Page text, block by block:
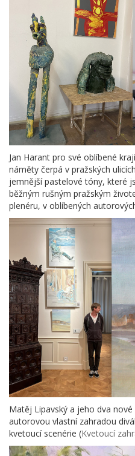
Jan Harant pro své oblíbené
náměty čerpá v pražských
jemnější pastelové tóny, které
běžným rušným pražským
plenéru, v oblíbených
Matěj Lipavský a jeho dva
autorovou vlastní zahradou
kvetoucí scenérie (Kvetoucí